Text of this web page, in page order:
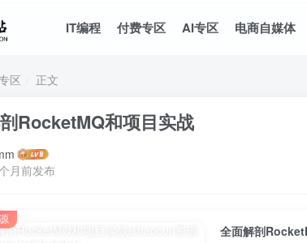
IT编程 付费专区 AI专区 电商自媒体
区 正文
RocketMQ和项目实战
月前发布
全面解剖